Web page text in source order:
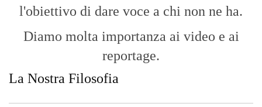
l'obiettivo di dare voce a chi non ne ha.
Diamo molta importanza ai video e ai
reportage.
La Nostra Filosofia